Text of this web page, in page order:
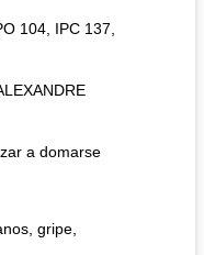
104, IPC 137,
a domarse
gripe,